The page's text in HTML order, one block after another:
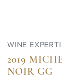
WINE
2019
NOIR GG